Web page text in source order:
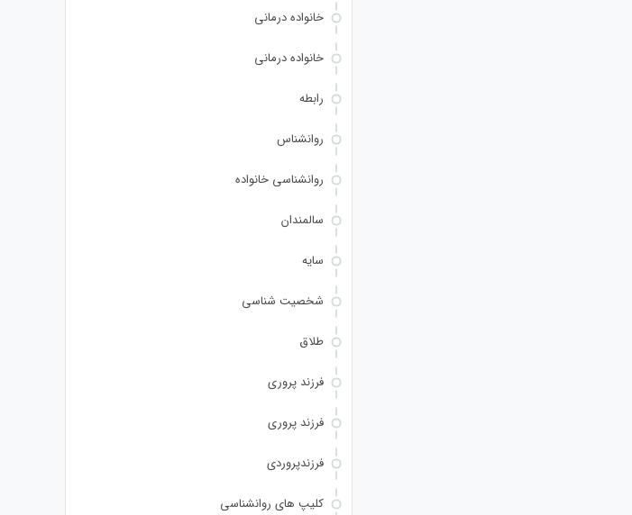
خانواده درمانی
خانواده درمانی
رابطه
روانشناس
روانشناسی خانواده
سالمندان
سایه
شخصیت شناسی
طلاق
فرزند پروری
فرزند پروری
فرزندپروردی
کلیپ های روانشناسی